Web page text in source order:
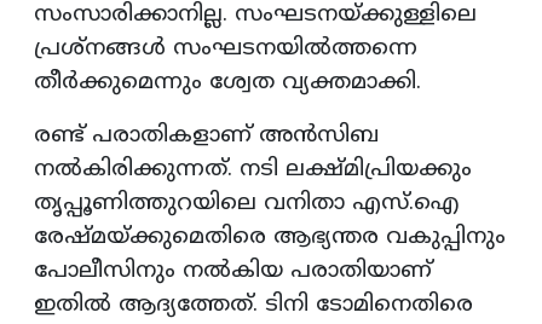
സംസാരിക്കാനില്ല. സംഘടനയ്ക്കുള്ളിലെ
പ്രശ്‌നങ്ങള്‍ സംഘടനയില്‍ത്തന്നെ
തീര്‍ക്കുമെന്നും ശ്വേത വ്യക്തമാക്കി.
രണ്ട് പരാതികളാണ് അന്‍സിബ
നല്‍കിരിക്കുന്നത്. നടി ലക്ഷ്മിപ്രിയക്കും
തൃപ്പൂണിത്തുറയിലെ വനിതാ എസ്.ഐ
രേഷ്മയ്ക്കുമെതിരെ ആഭ്യന്തര വകുപ്പിനും
പോലീസിനും നല്‍കിയ പരാതിയാണ്
ഇതില്‍ ആദ്യത്തേത്. ടിനി ടോമിനെതിരെ